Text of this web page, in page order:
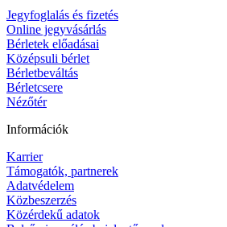
Jegyfoglalás és fizetés
Online jegyvásárlás
Bérletek előadásai
Középsuli bérlet
Bérletbeváltás
Bérletcsere
Nézőtér
Információk
Karrier
Támogatók, partnerek
Adatvédelem
Közbeszerzés
Közérdekű adatok